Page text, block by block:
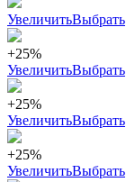
УвеличитьВыбрать
+25%
УвеличитьВыбрать
+25%
УвеличитьВыбрать
+25%
УвеличитьВыбрать